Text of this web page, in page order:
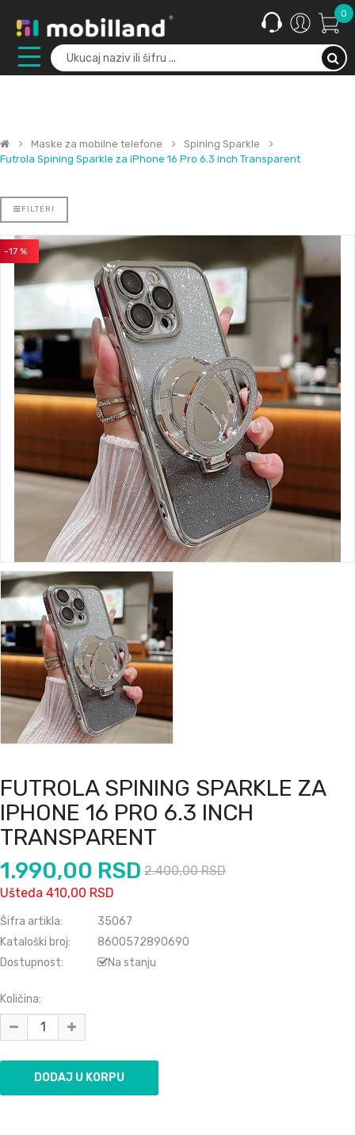
0
Maske za mobilne telefone
Spining Sparkle
Futrola Spining Sparkle za iPhone 16 Pro 6.3 inch Transparent
FILTERI
-17 %
FUTROLA SPINING SPARKLE ZA
IPHONE 16 PRO 6.3 INCH
TRANSPARENT
1.990,00 RSD 2.400,00 RSD
Ušteda 410,00 RSD
Šifra artikla:
35067
Kataloški broj:
8600572890690
Dostupnost:
Na stanju
Količina: